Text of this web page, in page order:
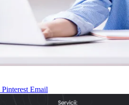
Pinterest Email